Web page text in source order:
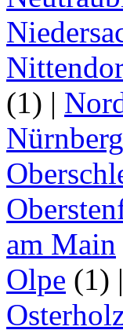
(1) |
Nürnberg
am Main
Olpe (1) |